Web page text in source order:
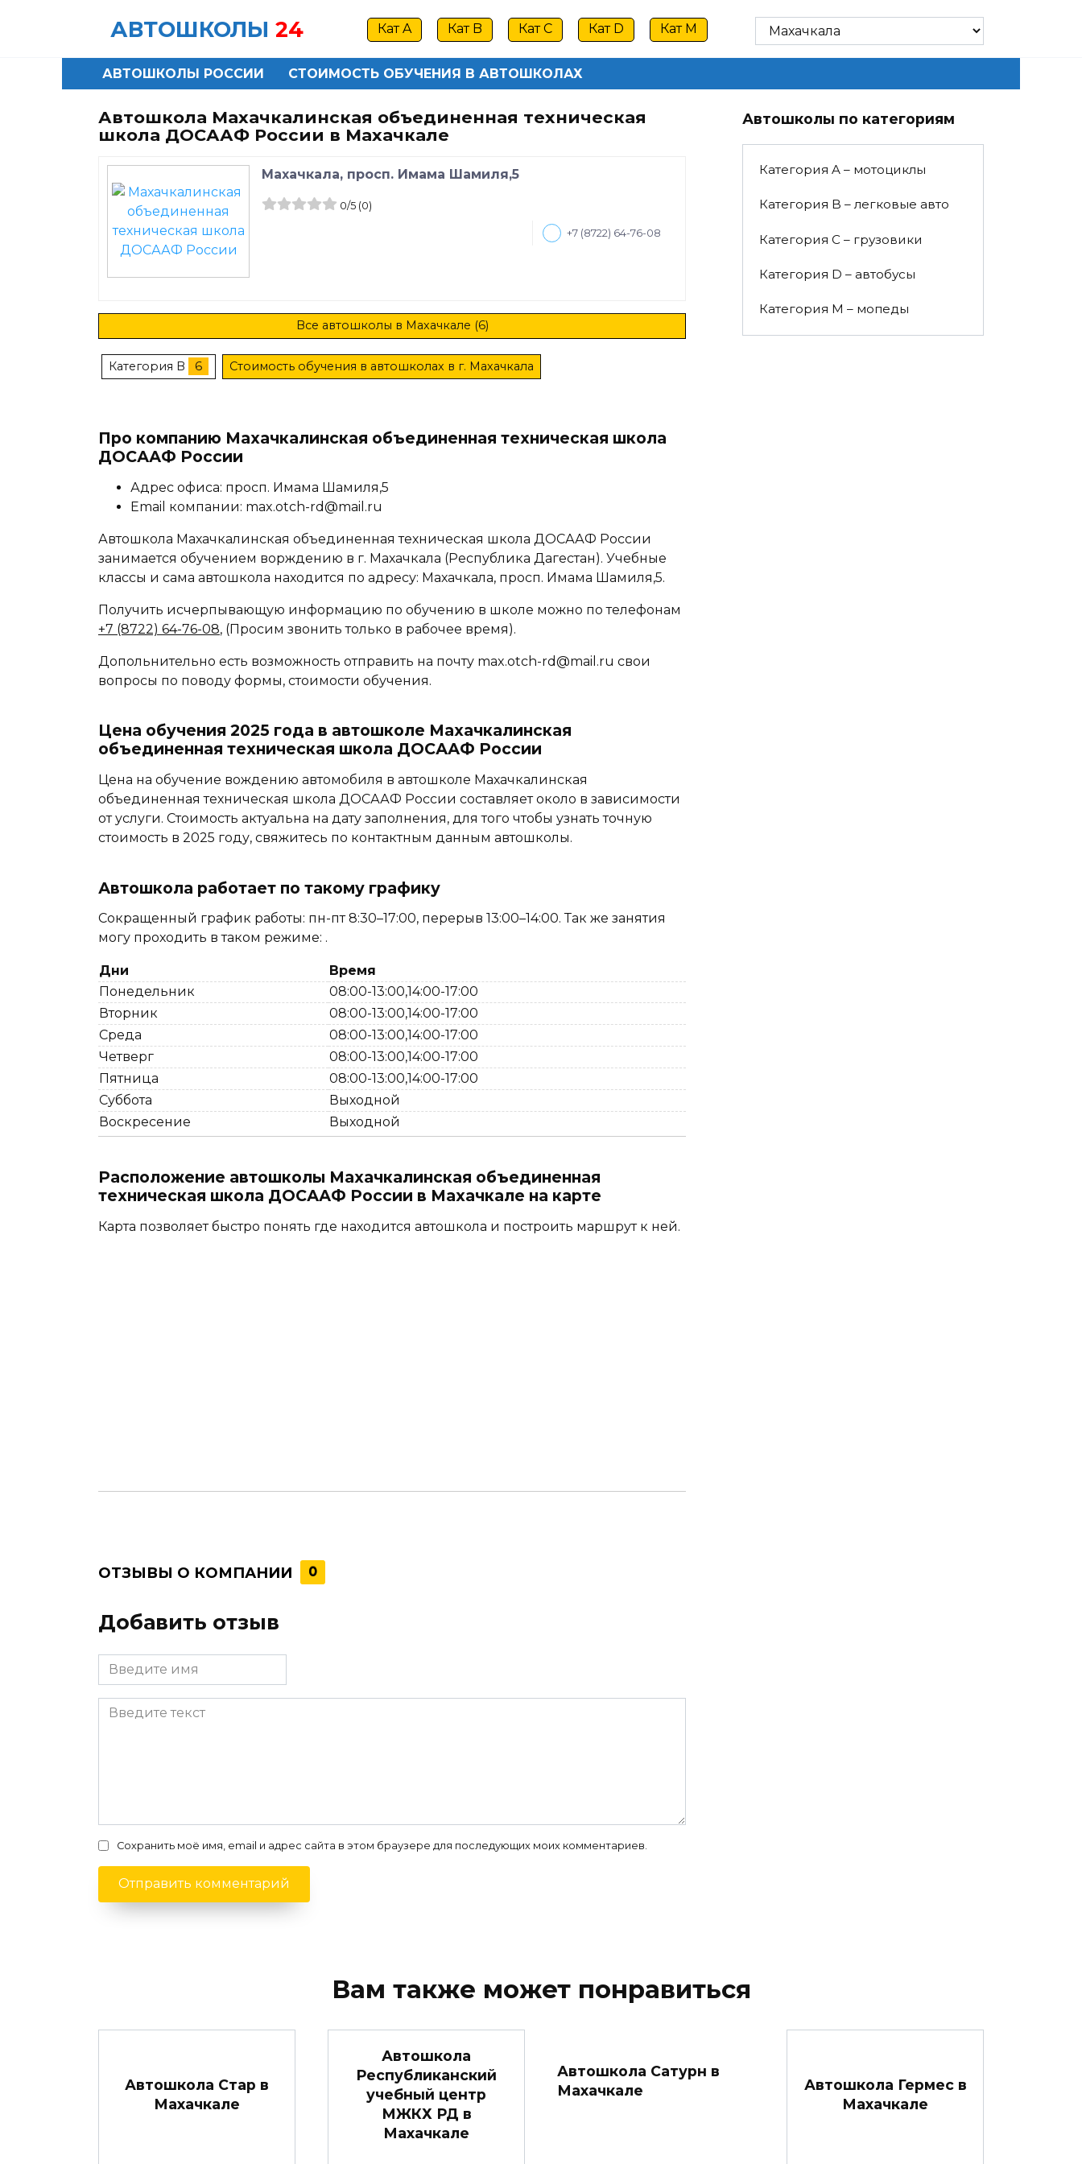
АВТОШКОЛЫ 24 Кат A Кат B Кат C Кат D Кат M
АВТОШКОЛЫ РОССИИ СТОИМОСТЬ ОБУЧЕНИЯ В АВТОШКОЛАХ
Автошкола Махачкалинская объединенная техническая
школа ДОСААФ России в Махачкале
Махачкала, просп. Имама Шамиля,5
0/5(0)
+7 (8722) 64-76-08
Все автошколы в Махачкале (6)
Категория B 6 Стоимость обучения в автошколах в г. Махачкала
Про компанию Махачкалинская объединенная техническая школа
ДОСААФ России
Адрес офиса: просп. Имама Шамиля,5
Email компании: max.otch-rd@mail.ru
Автошкола Махачкалинская объединенная техническая школа ДОСААФ России
занимается обучением ворждению в г. Махачкала (Республика Дагестан). Учебные
классы и сама автошкола находится по адресу: Махачкала, просп. Имама Шамиля,5.
Получить исчерпывающую информацию по обучению в школе можно по телефонам
+7 (8722) 64-76-08, (Просим звонить только в рабочее время).
Допольнительно есть возможность отправить на почту max.otch-rd@mail.ru свои
вопросы по поводу формы, стоимости обучения.
Цена обучения 2025 года в автошколе Махачкалинская
объединенная техническая школа ДОСААФ России
Цена на обучение вождению автомобиля в автошколе Махачкалинская
объединенная техническая школа ДОСААФ России составляет около в зависимости
от услуги. Стоимость актуальна на дату заполнения, для того чтобы узнать точную
стоимость в 2025 году, свяжитесь по контактным данным автошколы.
Автошкола работает по такому графику
Сокращенный график работы: пн-пт 8:30–17:00, перерыв 13:00–14:00. Так же занятия
могу проходить в таком режиме: .
Дни
Время
Понедельник
08:00-13:00,14:00-17:00
Вторник
08:00-13:00,14:00-17:00
Среда
08:00-13:00,14:00-17:00
Четверг
08:00-13:00,14:00-17:00
Пятница
08:00-13:00,14:00-17:00
Суббота
Выходной
Воскресение
Выходной
Расположение автошколы Махачкалинская объединенная
техническая школа ДОСААФ России в Махачкале на карте
Карта позволяет быстро понять где находится автошкола и построить маршрут к ней.
ОТЗЫВЫ О КОМПАНИИ 0
Добавить отзыв
Сохранить моё имя, email и адрес сайта в этом браузере для последующих моих комментариев.
Автошколы по категориям
Категория A – мотоциклы
Категория B – легковые авто
Категория C – грузовики
Категория D – автобусы
Категория M – мопеды
Вам также может понравиться
Автошкола Стар в
Махачкале
Автошкола
Республиканский
учебный центр
МЖКХ РД в
Махачкале
Автошкола Сатурн в
Махачкале
Автошкола Гермес в
Махачкале